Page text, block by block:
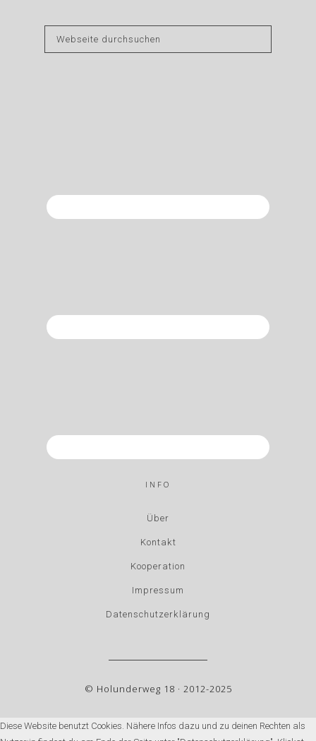
INFO
Über
Kontakt
Kooperation
Impressum
Datenschutzerklärung
© Holunderweg 18 · 2012-2025
Diese Website benutzt Cookies. Nähere Infos dazu und zu deinen Rechten als